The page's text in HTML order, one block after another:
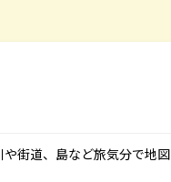
街道、島など旅気分で地図